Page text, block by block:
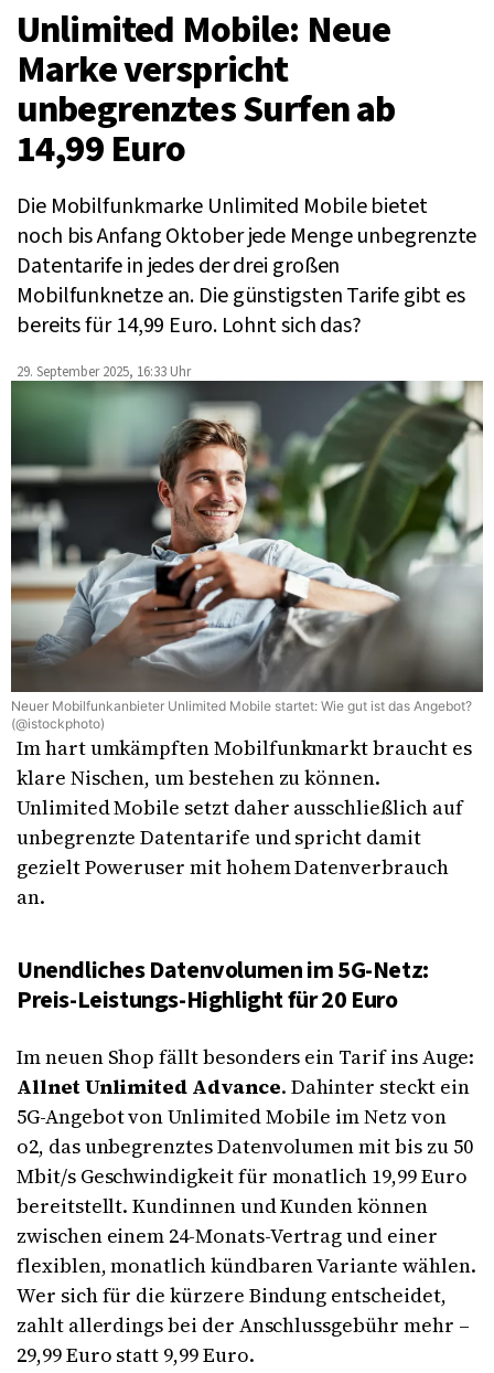
Unlimited Mobile: Neue
Marke verspricht
unbegrenztes Surfen ab
14,99 Euro
Die Mobilfunkmarke Unlimited Mobile bietet
noch bis Anfang Oktober jede Menge unbegrenzte
Datentarife in jedes der drei großen
Mobilfunknetze an. Die günstigsten Tarife gibt es
bereits für 14,99 Euro. Lohnt sich das?
29. September 2025, 16:33 Uhr
Neuer Mobilfunkanbieter Unlimited Mobile startet: Wie gut ist das Angebot?
(@istockphoto)
Im hart umkämpften Mobilfunkmarkt braucht es
klare Nischen, um bestehen zu können.
Unlimited Mobile setzt daher ausschließlich auf
unbegrenzte Datentarife und spricht damit
gezielt Poweruser mit hohem Datenverbrauch
an.
Unendliches Datenvolumen im 5G-Netz:
Preis-Leistungs-Highlight für 20 Euro
Im neuen Shop fällt besonders ein Tarif ins Auge:
Allnet Unlimited Advance. Dahinter steckt ein
5G-Angebot von Unlimited Mobile im Netz von
o2, das unbegrenztes Datenvolumen mit bis zu 50
Mbit/s Geschwindigkeit für monatlich 19,99 Euro
bereitstellt. Kundinnen und Kunden können
zwischen einem 24-Monats-Vertrag und einer
flexiblen, monatlich kündbaren Variante wählen.
Wer sich für die kürzere Bindung entscheidet,
zahlt allerdings bei der Anschlussgebühr mehr –
29,99 Euro statt 9,99 Euro.